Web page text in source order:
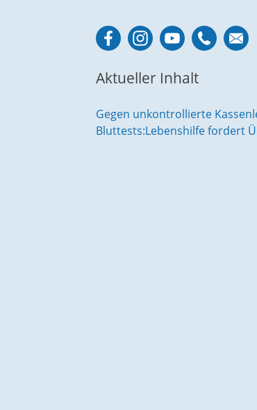
Aktueller Inhalt
Gegen unkontrollierte
Bluttests:Lebenshilfe fordert